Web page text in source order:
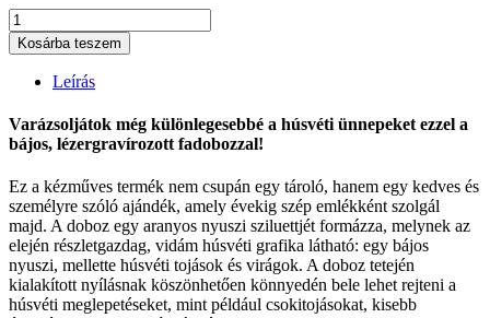
Húsvéti
Nyuszi
Dekoráció
mennyiség
Kosárba teszem
Leírás
Varázsoljátok még különlegesebbé a húsvéti ünnepeket ezzel a
bájos, lézergravírozott fadobozzal!
Ez a kézműves termék nem csupán egy tároló, hanem egy kedves és
személyre szóló ajándék, amely évekig szép emlékként szolgál
majd. A doboz egy aranyos nyuszi sziluettjét formázza, melynek az
elején részletgazdag, vidám húsvéti grafika látható: egy bájos
nyuszi, mellette húsvéti tojások és virágok. A doboz tetején
kialakított nyílásnak köszönhetően könnyedén bele lehet rejteni a
húsvéti meglepetéseket, mint például csokitojásokat, kisebb